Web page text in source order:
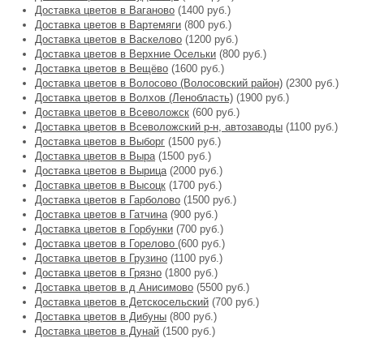
Доставка цветов в Ваганово (1400 руб.)
Доставка цветов в Вартемяги (800 руб.)
Доставка цветов в Васкелово (1200 руб.)
Доставка цветов в Верхние Осельки (800 руб.)
Доставка цветов в Вещёво (1600 руб.)
Доставка цветов в Волосово (Волосовский район) (2300 руб.)
Доставка цветов в Волхов (Ленобласть) (1900 руб.)
Доставка цветов в Всеволожск (600 руб.)
Доставка цветов в Всеволожский р-н, автозаводы (1100 руб.)
Доставка цветов в Выборг (1500 руб.)
Доставка цветов в Выра(1500 руб.)
Доставка цветов в Вырица(2000 руб.)
Доставка цветов в Высоцк (1700 руб.)
Доставка цветов в Гарболово (1500 руб.)
Доставка цветов в Гатчина(900 руб.)
Доставка цветов в Горбунки (700 руб.)
Доставка цветов в Горелово (600 руб.)
Доставка цветов в Грузино (1100 руб.)
Доставка цветов в Грязно (1800 руб.)
Доставка цветов в д Анисимово (5500 руб.)
Доставка цветов в Детскосельский (700 руб.)
Доставка цветов в Дибуны (800 руб.)
Доставка цветов в Дунай (1500 руб.)